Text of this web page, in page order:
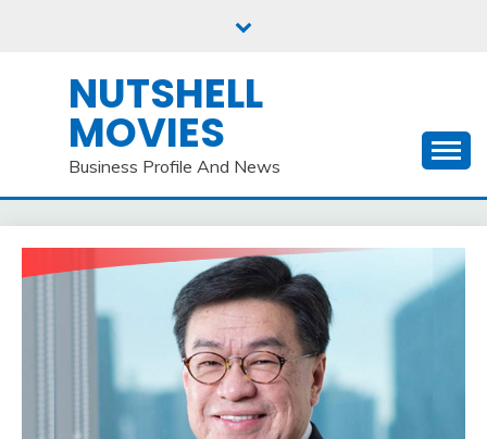
NUTSHELL
MOVIES
Business Profile And News